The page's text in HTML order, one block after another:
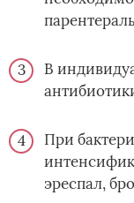
В
При
эреспал,